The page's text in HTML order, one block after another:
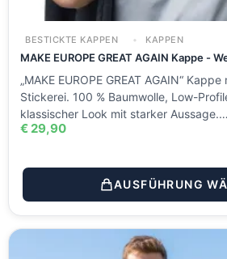
BESTICKTE KAPPEN KAPPEN
MAKE EUROPE GREAT AGAIN Kappe -
„MAKE EUROPE GREAT AGAIN“
Stickerei. 100 % Baumwolle, Low-
klassischer Look mit starker Aussage.…
€ 29,90
AUSFÜHRUNG